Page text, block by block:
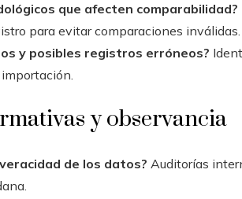
que afecten comparabilidad?
para evitar comparaciones inválidas.
y posibles registros erróneos?
y observancia
de los datos? Auditorías